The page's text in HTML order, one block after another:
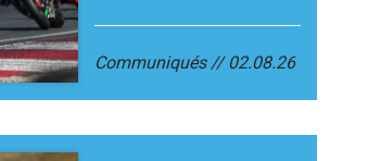
Communiqués 02.08.26